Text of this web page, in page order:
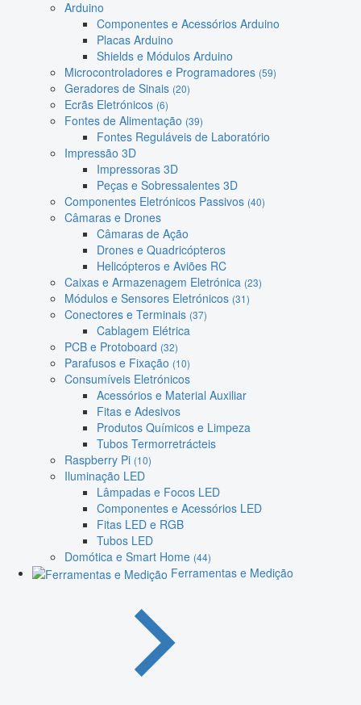
Arduino
Componentes e Acessórios Arduino
Placas Arduino
Shields e Módulos Arduino
Microcontroladores e Programadores (59)
Geradores de Sinais (20)
Ecrãs Eletrónicos (6)
Fontes de Alimentação (39)
Fontes Reguláveis de Laboratório
Impressão 3D
Impressoras 3D
Peças e Sobressalentes 3D
Componentes Eletrónicos Passivos (40)
Câmaras e Drones
Câmaras de Ação
Drones e Quadricópteros
Helicópteros e Aviões RC
Caixas e Armazenagem Eletrónica (23)
Módulos e Sensores Eletrónicos (31)
Conectores e Terminais (37)
Cablagem Elétrica
PCB e Protoboard (32)
Parafusos e Fixação (10)
Consumíveis Eletrónicos
Acessórios e Material Auxiliar
Fitas e Adesivos
Produtos Químicos e Limpeza
Tubos Termorretrácteis
Raspberry Pi (10)
Iluminação LED
Lâmpadas e Focos LED
Componentes e Acessórios LED
Fitas LED e RGB
Tubos LED
Domótica e Smart Home (44)
Ferramentas e Medição